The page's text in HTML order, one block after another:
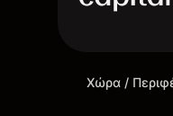
Χώρα /